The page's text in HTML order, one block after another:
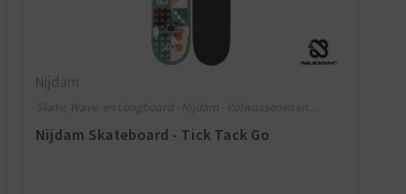
Nijdam
Skate, Wave- en Longboard - Nijdam - Volwassenen en
Nijdam Skateboard - Tick Tack Go